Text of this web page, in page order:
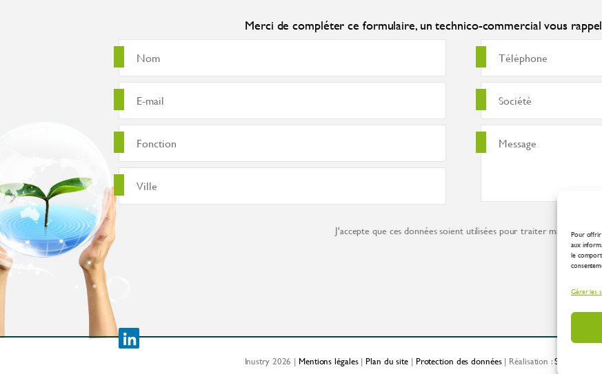
Pour offrir
aux
le
Gérer les
Merci de compléter ce formulaire, un technico-commercial vous
J'accepte que ces données soient utilisées pour traiter ma
Inustry 2026 | Mentions légales|Plan du site | Protection des données| Réalisation :Spirale